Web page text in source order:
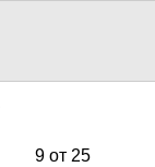
9 от 25